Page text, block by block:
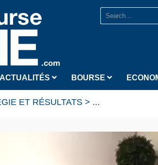
ACTUALITÉS BOURSE
ET RÉSULTATS > ...